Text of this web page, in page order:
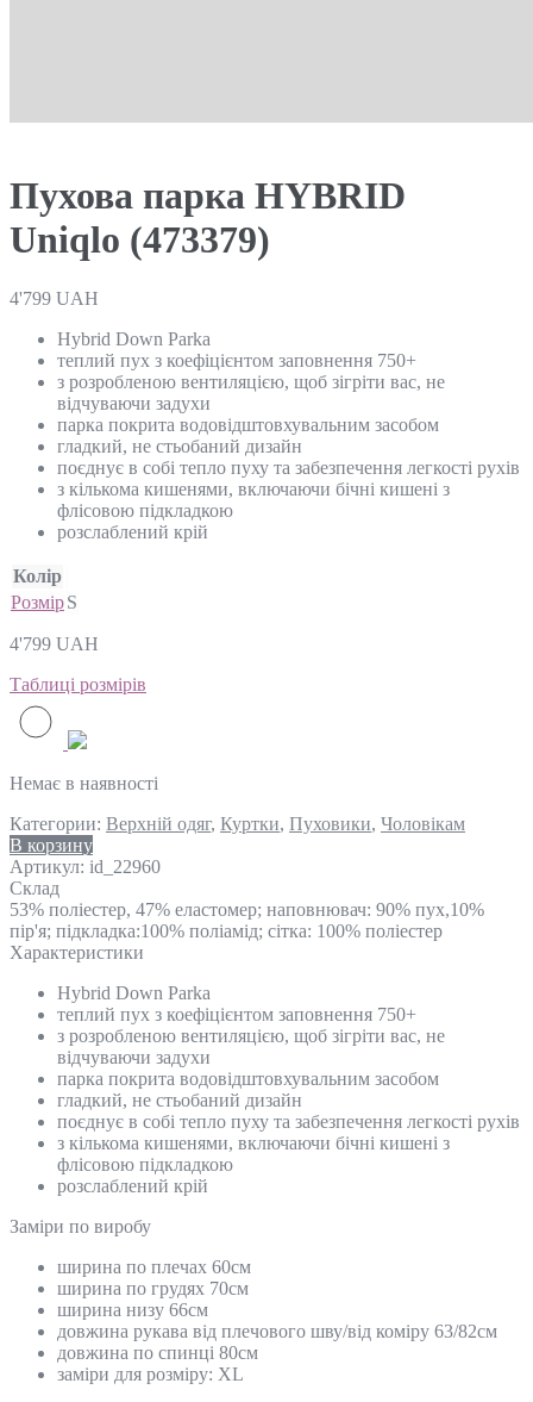
Пухова парка HYBRID
Uniqlo (473379)
4'799 UAH
Hybrid Down Parka
теплий пух з коефіцієнтом заповнення 750+
з розробленою вентиляцією, щоб зігріти вас, не
відчуваючи задухи
парка покрита водовідштовхувальним засобом
гладкий, не стьобаний дизайн
поєднує в собі тепло пуху та забезпечення легкості рухів
з кількома кишенями, включаючи бічні кишені з
флісовою підкладкою
розслаблений крій
Колір
РозмірS
4'799 UAH
Таблиці розмірів
Немає в наявності
Категории: Верхній одяг, Куртки, Пуховики, Чоловікам
В корзину
Артикул: id_22960
Склад
53% поліестер, 47% еластомер; наповнювач: 90% пух,10%
пір'я; підкладка:100% поліамід; сітка: 100% поліестер
Характеристики
Hybrid Down Parka
теплий пух з коефіцієнтом заповнення 750+
з розробленою вентиляцією, щоб зігріти вас, не
відчуваючи задухи
парка покрита водовідштовхувальним засобом
гладкий, не стьобаний дизайн
поєднує в собі тепло пуху та забезпечення легкості рухів
з кількома кишенями, включаючи бічні кишені з
флісовою підкладкою
розслаблений крій
Замiри по виробу
ширина по плечах 60см
ширина по грудях 70см
ширина низу 66см
довжина рукава від плечового шву/від коміру 63/82см
довжина по спинці 80см
заміри для розміру: ХL